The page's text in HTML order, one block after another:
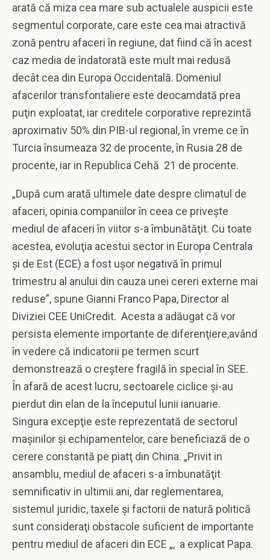
arată că miza cea mare sub actualele auspicii este
segmentul corporate, care este cea mai atractivă
zonă pentru afaceri în regiune, dat fiind că în acest
caz media de îndatorată este mult mai redusă
decât cea din Europa Occidentală. Domeniul
afacerilor transfontaliere este deocamdată prea
puţin exploatat, iar creditele corporative reprezintă
aproximativ 50% din PIB-ul regional, în vreme ce în
Turcia însumeaza 32 de procente, în Rusia 28 de
procente, iar in Republica Cehă 21 de procente.
„După cum arată ultimele date despre climatul de
afaceri, opinia companiilor în ceea ce priveşte
mediul de afaceri în viitor s-a îmbunătăţit. Cu toate
acestea, evoluţia acestui sector in Europa Centrala
şi de Est (ECE) a fost uşor negativă în primul
trimestru al anului din cauza unei cereri externe mai
reduse”, spune Gianni Franco Papa, Director al
Diviziei CEE UniCredit. Acesta a adăugat că vor
persista elemente importante de diferenţiere,având
în vedere că indicatorii pe termen scurt
demonstrează o creştere fragilă în special în SEE.
În afară de acest lucru, sectoarele ciclice şi-au
pierdut din elan de la începutul lunii ianuarie.
Singura excepţie este reprezentată de sectorul
maşinilor şi echipamentelor, care beneficiază de o
cerere constantă pe piatţ din China. „Privit in
ansamblu, mediul de afaceri s-a îmbunatăţit
semnificativ in ultimii ani, dar reglementarea,
sistemul juridic, taxele şi factorii de natură politică
sunt consideraţi obstacole suficient de importante
pentru mediul de afaceri din ECE „, a explicat Papa.